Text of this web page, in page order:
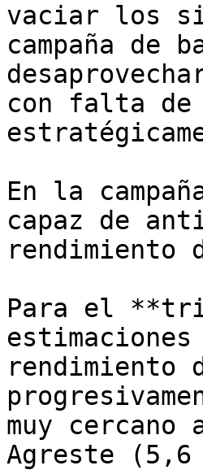
vaciar los
campaña de
con falta de
En la
capaz de
Para el
estimaciones
rendimiento
muy
Agreste